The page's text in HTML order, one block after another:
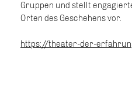
Gruppen und stellt
Orten des Geschehens vor.
https://theater-der-